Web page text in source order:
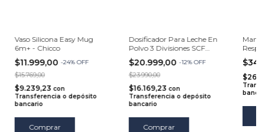
Vaso Silicona Easy Mug
6m+ - Chicco
$11.999,00 -24%OFF
$15.769,00
$9.239,23 con
Transferencia o depósito
bancario
Comprar
Dosificador Para Leche En
Polvo 3 Divisiones SCF
135/06 - Avent
$20.999,00 -12%OFF
$23.990,00
$16.169,23 con
Transferencia o depósito
bancario
900/